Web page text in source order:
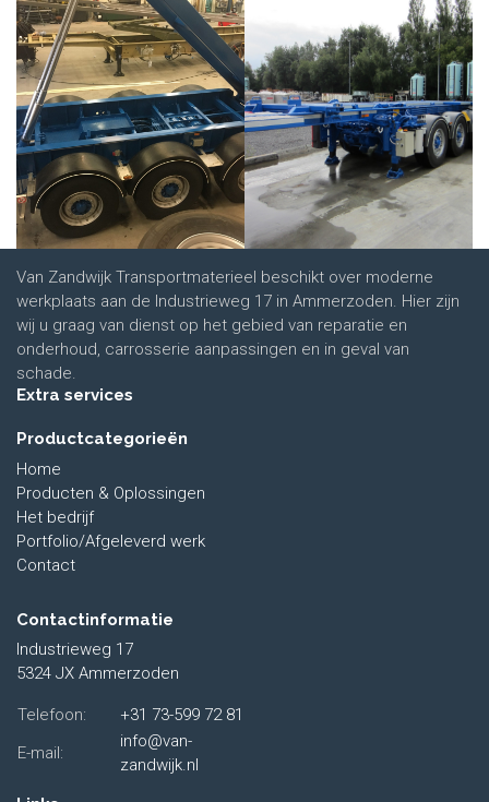
Van Zandwijk Transportmaterieel beschikt over moderne
werkplaats aan de Industrieweg 17 in Ammerzoden. Hier zijn
wij u graag van dienst op het gebied van reparatie en
onderhoud, carrosserie aanpassingen en in geval van
schade.
Extra services
Productcategorieën
Home
Producten & Oplossingen
Het bedrijf
Portfolio/Afgeleverd werk
Contact
Contactinformatie
Industrieweg 17
5324 JX Ammerzoden
Telefoon:
+31 73-599 72 81
E-mail:
info@van-
zandwijk.nl